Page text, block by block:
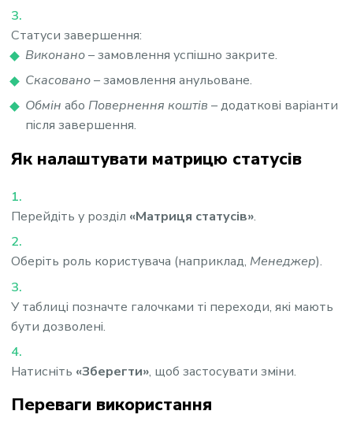
Статуси завершення:
Виконано– замовлення успішно закрите.
Скасовано– замовлення анульоване.
Обмін або Повернення коштів – додаткові варіанти
після завершення.
Як налаштувати матрицю статусів
Перейдіть у розділ «Матриця статусів».
Оберіть роль користувача (наприклад, Менеджер).
У таблиці позначте галочками ті переходи, які мають
бути дозволені.
Натисніть «Зберегти», щоб застосувати зміни.
Переваги використання